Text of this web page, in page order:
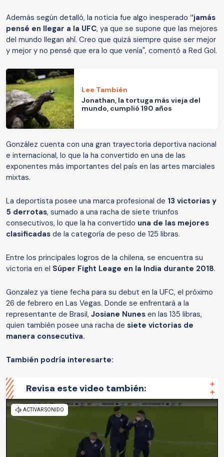
Además según detalló, la noticia fue algo inesperado ‘‘jamás
pensé en llegar a la UFC, ya que se supone que las mejores
del mundo llegan ahí. Creo que quizá siempre quise ser mejor
y mejor y no pensé que era lo que venía", comentó a Red Gol.
Lee También
Jonathan, la tortuga más vieja del
mundo, cumplió 190 años
González cuenta con una gran trayectoria deportiva nacional
e internacional, lo que la ha convertido en una de las
exponentes más importantes del país en las artes marciales
mixtas.
La deportista posee una marca profesional de 13 victorias y
5 derrotas, sumado a una racha de siete triunfos
consecutivos, lo que la ha convertido una de las mejores
clasificadas de la categoría de peso de 125 libras.
Entre los principales logros de la chilena, se encuentra su
victoria en el Súper Fight Leage en la India durante 2018.
Gonzalez ya tiene fecha para su debut en la UFC, el próximo
26 de febrero en Las Vegas. Donde se enfrentará a la
representante de Brasil, Josiane Nunes en las 135 libras,
quien también posee una racha de siete victorias de
manera consecutiva.
También podría interesarte:
Revisa este video también: